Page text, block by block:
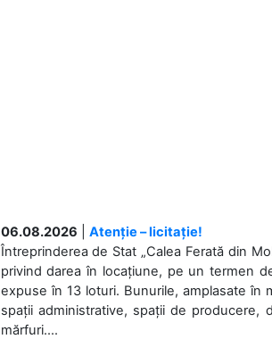
06.08.2026
Atenție – licitație!
Întreprinderea de Stat „Calea Ferată din
privind darea în locațiune, pe un termen
expuse în 13 loturi. Bunurile, amplasate în
spații administrative, spații de producere,
mărfuri....